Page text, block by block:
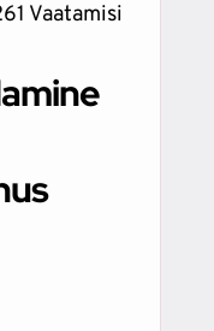
Vaatamisi